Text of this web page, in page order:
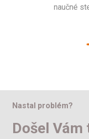
naučné
Nastal problém?
Došel Vám